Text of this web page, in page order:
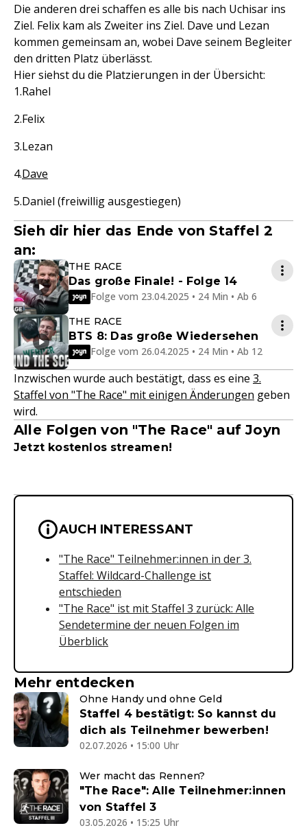
Die anderen drei schaffen es alle bis nach Uchisar ins
Ziel. Felix kam als Zweiter ins Ziel. Dave und Lezan
kommen gemeinsam an, wobei Dave seinem Begleiter
den dritten Platz überlässt.
Hier siehst du die Platzierungen in der Übersicht:
Rahel
Felix
Lezan
Dave
Daniel (freiwillig ausgestiegen)
Sieh dir hier das Ende von Staffel 2
an:
THE RACE
Das große Finale! - Folge 14
Folge vom 23.04.2025 • 24 Min • Ab 6
THE RACE
BTS 8: Das große Wiedersehen
Folge vom 26.04.2025 • 24 Min • Ab 12
Inzwischen wurde auch bestätigt, dass es eine 3.
Staffel von "The Race" mit einigen Änderungen geben
wird.
Alle Folgen von "The Race" auf Joyn
Jetzt kostenlos streamen!
Wichtige Hinweise &
AUCH INTERESSANT
"The Race" Teilnehmer:innen in der 3.
Staffel: Wildcard-Challenge ist
entschieden
"The Race" ist mit Staffel 3 zurück: Alle
Sendetermine der neuen Folgen im
Überblick
Mehr entdecken
Ohne Handy und ohne Geld
Staffel 4 bestätigt: So kannst du
dich als Teilnehmer bewerben!
02.07.2026 • 15:00 Uhr
Wer macht das Rennen?
"The Race": Alle Teilnehmer:innen
von Staffel 3
03.05.2026 • 15:25 Uhr